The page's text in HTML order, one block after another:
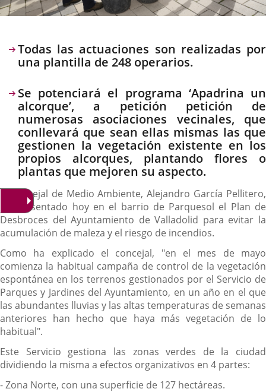
Descripción
Todas las actuaciones son realizadas por
una plantilla de 248 operarios.
Se potenciará el programa ‘Apadrina un
alcorque’, a petición petición de
numerosas asociaciones vecinales, que
conllevará que sean ellas mismas las que
gestionen la vegetación existente en los
propios alcorques, plantando flores o
plantas que mejoren su aspecto.
El concejal de Medio Ambiente, Alejandro García Pellitero,
ha presentado hoy en el barrio de Parquesol el Plan de
Desbroces del Ayuntamiento de Valladolid para evitar la
acumulación de maleza y el riesgo de incendios.
Como ha explicado el concejal, "en el mes de mayo
comienza la habitual campaña de control de la vegetación
espontánea en los terrenos gestionados por el Servicio de
Parques y Jardines del Ayuntamiento, en un año en el que
las abundantes lluvias y las altas temperaturas de semanas
anteriores han hecho que haya más vegetación de lo
habitual".
Este Servicio gestiona las zonas verdes de la ciudad
dividiendo la misma a efectos organizativos en 4 partes:
- Zona Norte, con una superficie de 127 hectáreas.